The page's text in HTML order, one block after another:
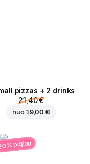
pizzas + 2 drinks
21,40 €
nuo 19,00 €
pigiau